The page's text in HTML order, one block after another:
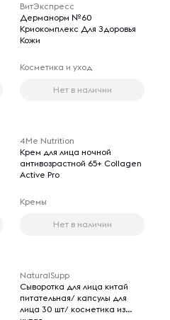
ВитЭкспресс
Дерманорм №60
Криокомплекс Для Здоровья
Кожи
Косметика и уход
Нет в наличии
4Me Nutrition
Крем для лица ночной
антивозрастной 65+ Collagen
Active Pro
Кремы
Нет в наличии
NaturalSupp
Сыворотка для лица китай
питательная/ капсулы для
лица 30 шт/ косметика из